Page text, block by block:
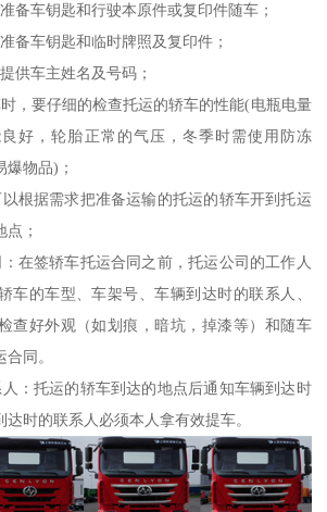
备车钥匙和行驶本原件或复印件随车；
备车钥匙和临时牌照及复印件；
供车主姓名及号码；
，要仔细的检查托运的轿车的性能(电瓶电量
好，轮胎正常的气压，冬季时需使用防冻
物品)；
根据需求把准备运输的托运的轿车开到托运
；
在签轿车托运合同之前，托运公司的工作人
车的车型、车架号、车辆到达时的联系人、
查好外观（如划痕，暗坑，掉漆等）和随车
同。
：托运的轿车到达的地点后通知车辆到达时
时的联系人必须本人拿有效提车。